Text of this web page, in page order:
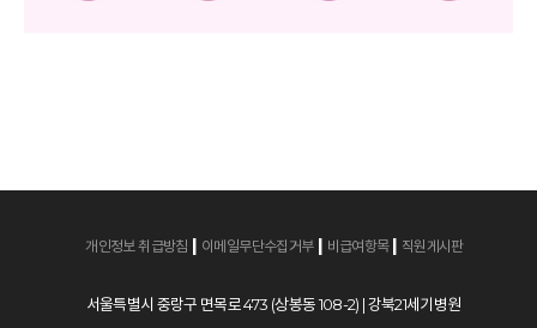
개인정보 취급방침 | 이메일무단수집거부| 비급여항목 | 직원게시판
서울특별시 중랑구 면목로 473 (상봉동 108-2) | 강북21세기병원